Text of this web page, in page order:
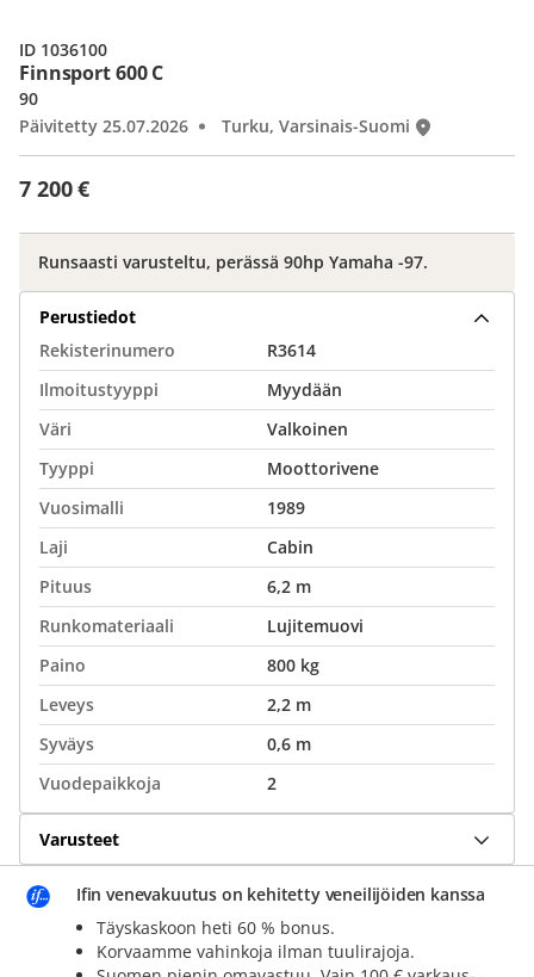
Finnsport 600 C
7 200 €
90
Päivitetty 25.07.2026
Turku, Varsinais-Suomi
ID 1036100
Runsaasti varusteltu, perässä 90hp Yamaha -97.
Perustiedot
Rekisterinumero
R3614
Ilmoitustyyppi
Myydään
Väri
Valkoinen
Tyyppi
Moottorivene
Vuosimalli
1989
Laji
Cabin
Pituus
6,2 m
Runkomateriaali
Lujitemuovi
Paino
800 kg
Leveys
2,2 m
Syväys
0,6 m
Vuodepaikkoja
2
Varusteet
Ifin venevakuutus on kehitetty veneilijöiden kanssa
Täyskaskoon heti 60 % bonus.
Korvaamme vahinkoja ilman tuulirajoja.